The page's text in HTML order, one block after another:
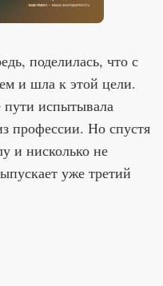
поделилась, что с
и шла к этой цели.
пути испытывала
профессии. Но спустя
и нисколько не
уже третий